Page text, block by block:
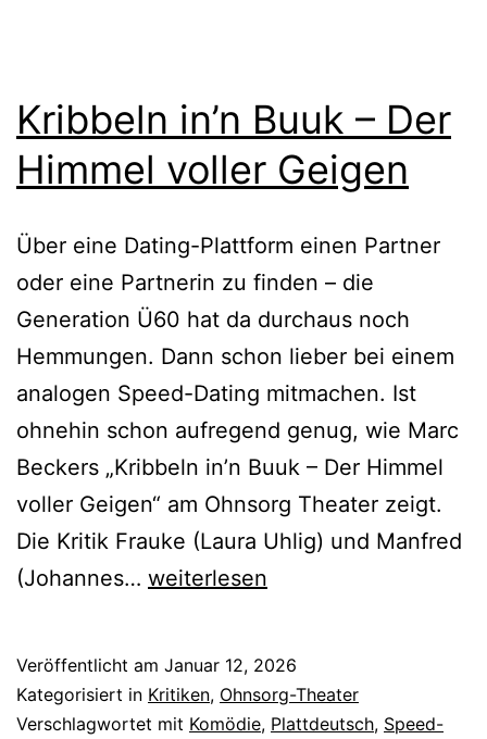
Kribbeln in’n Buuk – Der
Himmel voller Geigen
Über eine Dating-Plattform einen Partner
oder eine Partnerin zu finden – die
Generation Ü60 hat da durchaus noch
Hemmungen. Dann schon lieber bei einem
analogen Speed-Dating mitmachen. Ist
ohnehin schon aufregend genug, wie Marc
Beckers „Kribbeln in’n Buuk – Der Himmel
voller Geigen“ am Ohnsorg Theater zeigt.
Die Kritik Frauke (Laura Uhlig) und Manfred
(Johannes… Kribbeln
–
Der
weiterlesen
Veröffentlicht am Januar 12, 2026
Kategorisiert in Kritiken, Ohnsorg-Theater
Verschlagwortet mit Komödie, Plattdeutsch, Speed-